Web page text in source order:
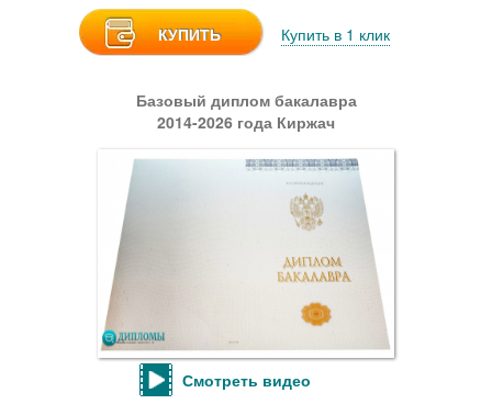
КУПИТЬ Купить в 1 клик
Базовый диплом бакалавра
2014-2026 года Киржач
Смотреть видео